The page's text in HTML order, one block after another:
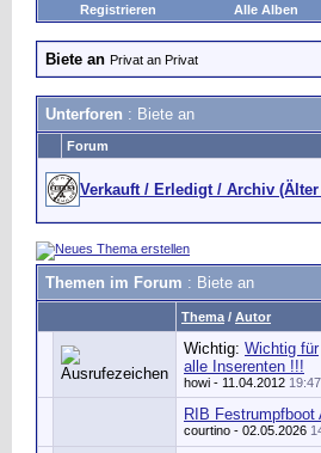
Registrieren Alle Alben
Biete an Privat an Privat
Unterforen : Biete an
Forum
Verkauft / Erledigt / Archiv
Themen im Forum : Biete an
Thema / Autor
Wichtig: Wichtig für
alle Inserenten !!!
howi - 11.04.2012 19:47
RIB Festrumpfboot
courtino - 02.05.2026